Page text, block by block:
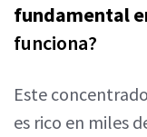
fundamental
funciona?
Este
es rico en miles